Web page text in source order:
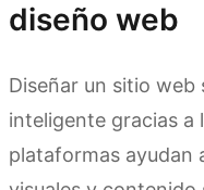
diseño web
Diseñar un sitio web
inteligente gracias a
plataformas ayudan